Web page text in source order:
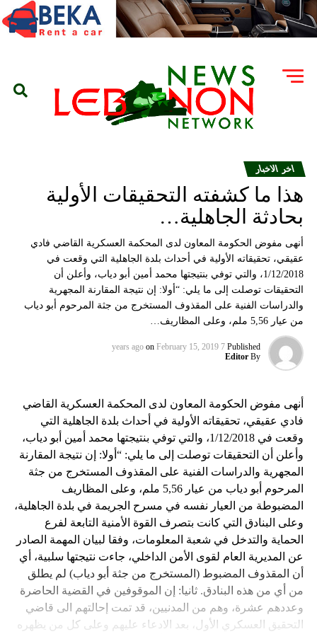
اخر الاخبار
هذا ما كشفته التحقيقات الأولية
بحادثة الجاهلية…
أنهى مفوض الحكومة المعاون لدى المحكمة العسكرية القاضي فادي
عقيقي، تحقيقاته الأولية في أحداث بلدة الجاهلية التي وقعت في
1/12/2018، والتي توفي بنتيجتها محمد أمين أبو دياب، وأعلن أن
التحقيقات توصلت إلى ما يلي: “أولا: إن نتيجة المقارنة المجهرية
والدراسات الفنية على المقذوف المستخرج من جثة المرحوم أبو دياب
من عيار 5,56 ملم، وعلى المظاريف…
Published
7 years ago
on February 15, 2019
By
Editor
أنهى مفوض الحكومة المعاون لدى المحكمة العسكرية القاضي
فادي عقيقي، تحقيقاته الأولية في أحداث بلدة الجاهلية التي
وقعت في 1/12/2018، والتي توفي بنتيجتها محمد أمين أبو دياب،
وأعلن أن التحقيقات توصلت إلى ما يلي: “أولا: إن نتيجة المقارنة
المجهرية والدراسات الفنية على المقذوف المستخرج من جثة
المرحوم أبو دياب من عيار 5,56 ملم، وعلى المظاريف
المضبوطة من العيار نفسه في مسرح الجريمة في بلدة الجاهلية،
وعلى البنادق التي كانت بتصرف القوة الأمنية التابعة لفرع
الحماية والتدخل في شعبة المعلومات، وفقا لبيان المهمة الصادر
عن المديرية العام لقوى الأمن الداخلي، جاءت نتيجتها سلبية، أي
أن المقذوف المضبوط (المستخرج من جثة أبو دياب) لم يطلق
من أي من هذه البنادق. ثانيا: إن الموقوفين في القضية الحاضرة
وعددهم عشرة، وهم من المدنيين، قد تمت إحالتهم الى قاضي
التحقيق العسكري الأول، بعد الادعاء عليهم وعلى كل من يظهره